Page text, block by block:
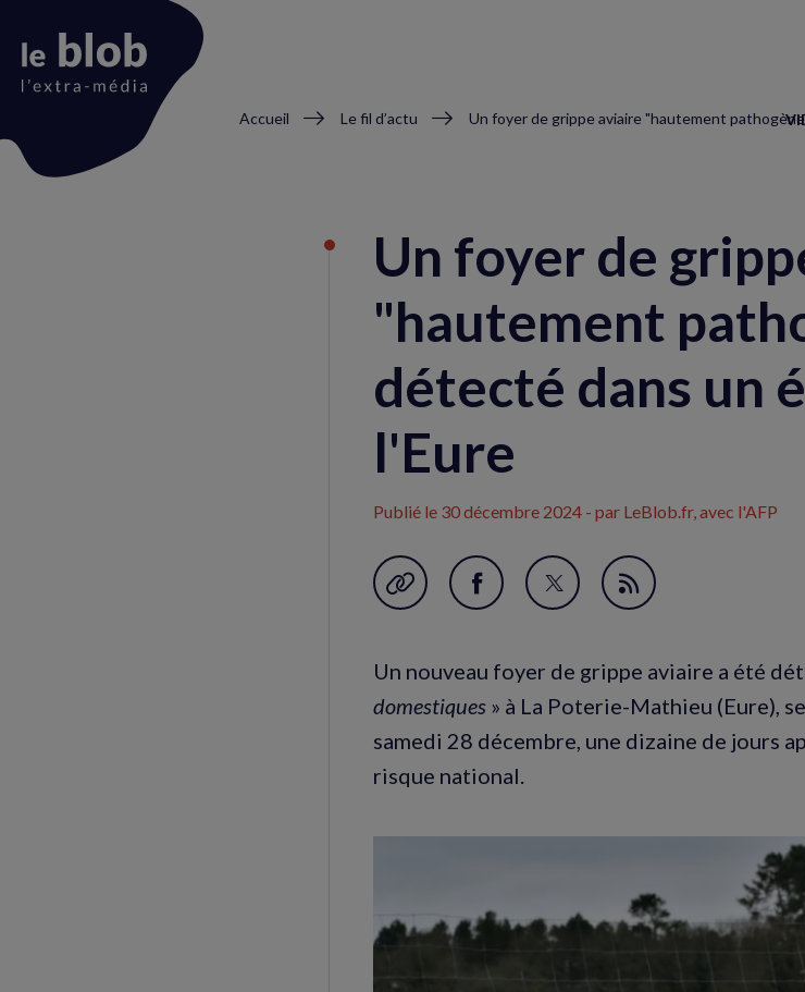
Fil
Accueil Le fil d’actu
Un foyer de
"hautement
détecté dans un
l'Eure
Publié le 30 décembre 2024 - par LeBlob.fr, avec l'AFP
Garder en favori
Partager
Facebook
(nouvelle
Partager
Twitter
(nouvelle
Flux
Un nouveau foyer de grippe aviaire a été
domestiques » à La Poterie-Mathieu (Eure),
samedi 28 décembre, une dizaine de jours
risque national.